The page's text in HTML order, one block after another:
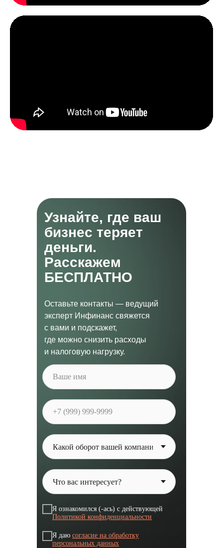
Узнайте, где ваш
бизнес теряет
деньги.
Расскажем
БЕСПЛАТНО
Оставьте контакты — ведущий
эксперт Инфинанс свяжется
с вами и подскажет,
где можно снизить расходы
и налоговую нагрузку.
Я ознакомился (-ась) с действующей
Политикой конфиденциальности
Я даю согласие на обработку
персональных данных